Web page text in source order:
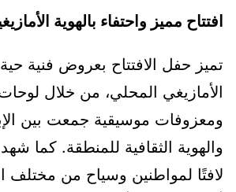
افتتاح مميز واحتفاء بالهوية
تميز حفل الافتتاح بعروض فنية
الأمازيغي المحلي، من خلال
ومعزوفات موسيقية جمعت بين
والهوية الثقافية للمنطقة. كما
لافتًا لمواطنين وسياح من مختلف